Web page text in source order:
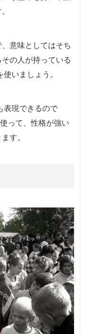
意味としてはそち
の人が持っている
いましょう。
表現できるので
って、性格が強い
す。